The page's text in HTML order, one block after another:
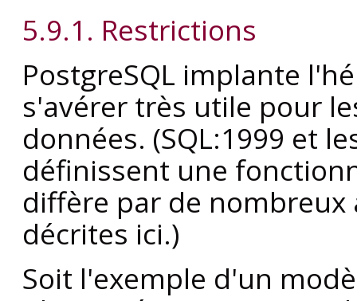
5.9.1. Restrictions
PostgreSQL implante
s'avérer très utile pour
données. (SQL:1999 et
définissent une
diffère par de
décrites ici.)
Soit l'exemple d'un